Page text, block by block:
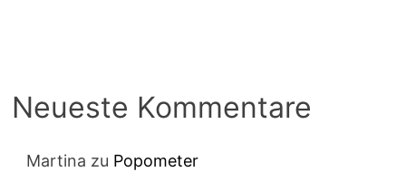
Neueste Kommentare
Martina zu Popometer